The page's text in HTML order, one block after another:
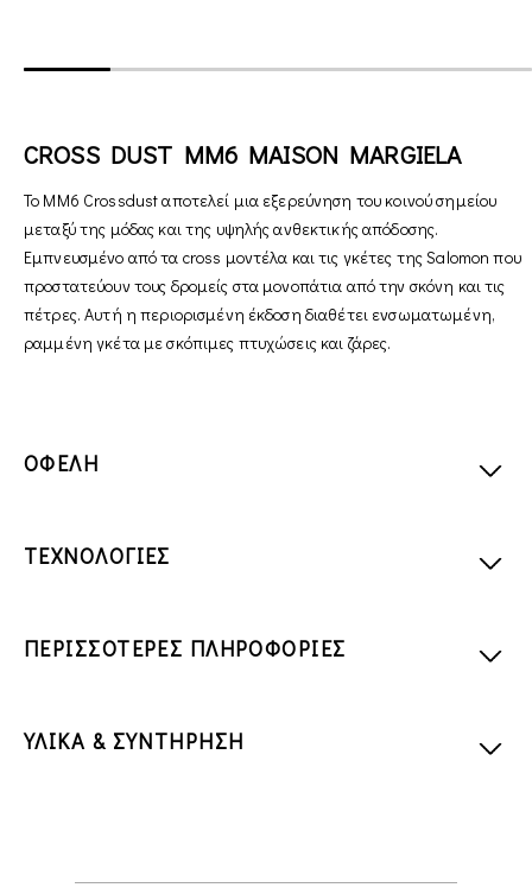
CROSS DUST MM6 MAISON MARGIELA
Το MM6 Crossdust αποτελεί μια εξερεύνηση του κοινού σημείου
μεταξύ της μόδας και της υψηλής ανθεκτικής απόδοσης.
Εμπνευσμένο από τα cross μοντέλα και τις γκέτες της Salomon που
προστατεύουν τους δρομείς στα μονοπάτια από την σκόνη και τις
πέτρες. Αυτή η περιορισμένη έκδοση διαθέτει ενσωματωμένη,
ραμμένη γκέτα με σκόπιμες πτυχώσεις και ζάρες.
ΟΦΕΛΗ
ΤΕΧΝΟΛΟΓΙΕΣ
ΠΕΡΙΣΣΟΤΕΡΕΣ ΠΛΗΡΟΦΟΡΙΕΣ
ΥΛΙΚΑ & ΣΥΝΤΗΡΗΣΗ